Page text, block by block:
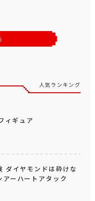
人気ランキング
ギュア
ダイヤモンドは砕けな
ーハートアタック